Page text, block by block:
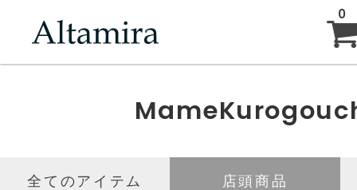
0
ABOUT
NEW ARRIVAL
全てのアイテム 店頭商品